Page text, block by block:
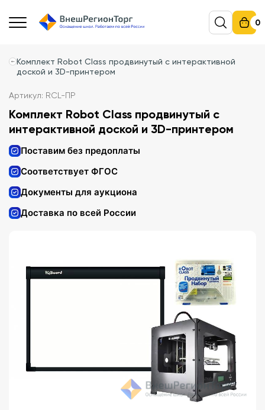
0
Комплект Robot Class продвинутый с интерактивной
доской и 3D-принтером
Артикул: RCL-ПР
Комплект Robot Class продвинутый с
интерактивной доской и 3D-принтером
Поставим без предоплаты
Соответствует ФГОС
Документы для аукциона
Доставка по всей России